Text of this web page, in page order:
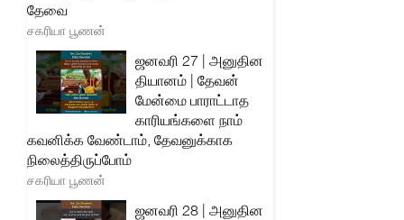
தேவை
சகரியா பூணன்
ஜனவரி 27 | அனுதின
தியானம் | தேவன்
மேன்மை பாராட்டாத
காரியங்களை நாம்
கவனிக்க வேண்டாம், தேவனுக்காக
நிலைத்திருப்போம்
சகரியா பூணன்
ஜனவரி 28 | அனுதின